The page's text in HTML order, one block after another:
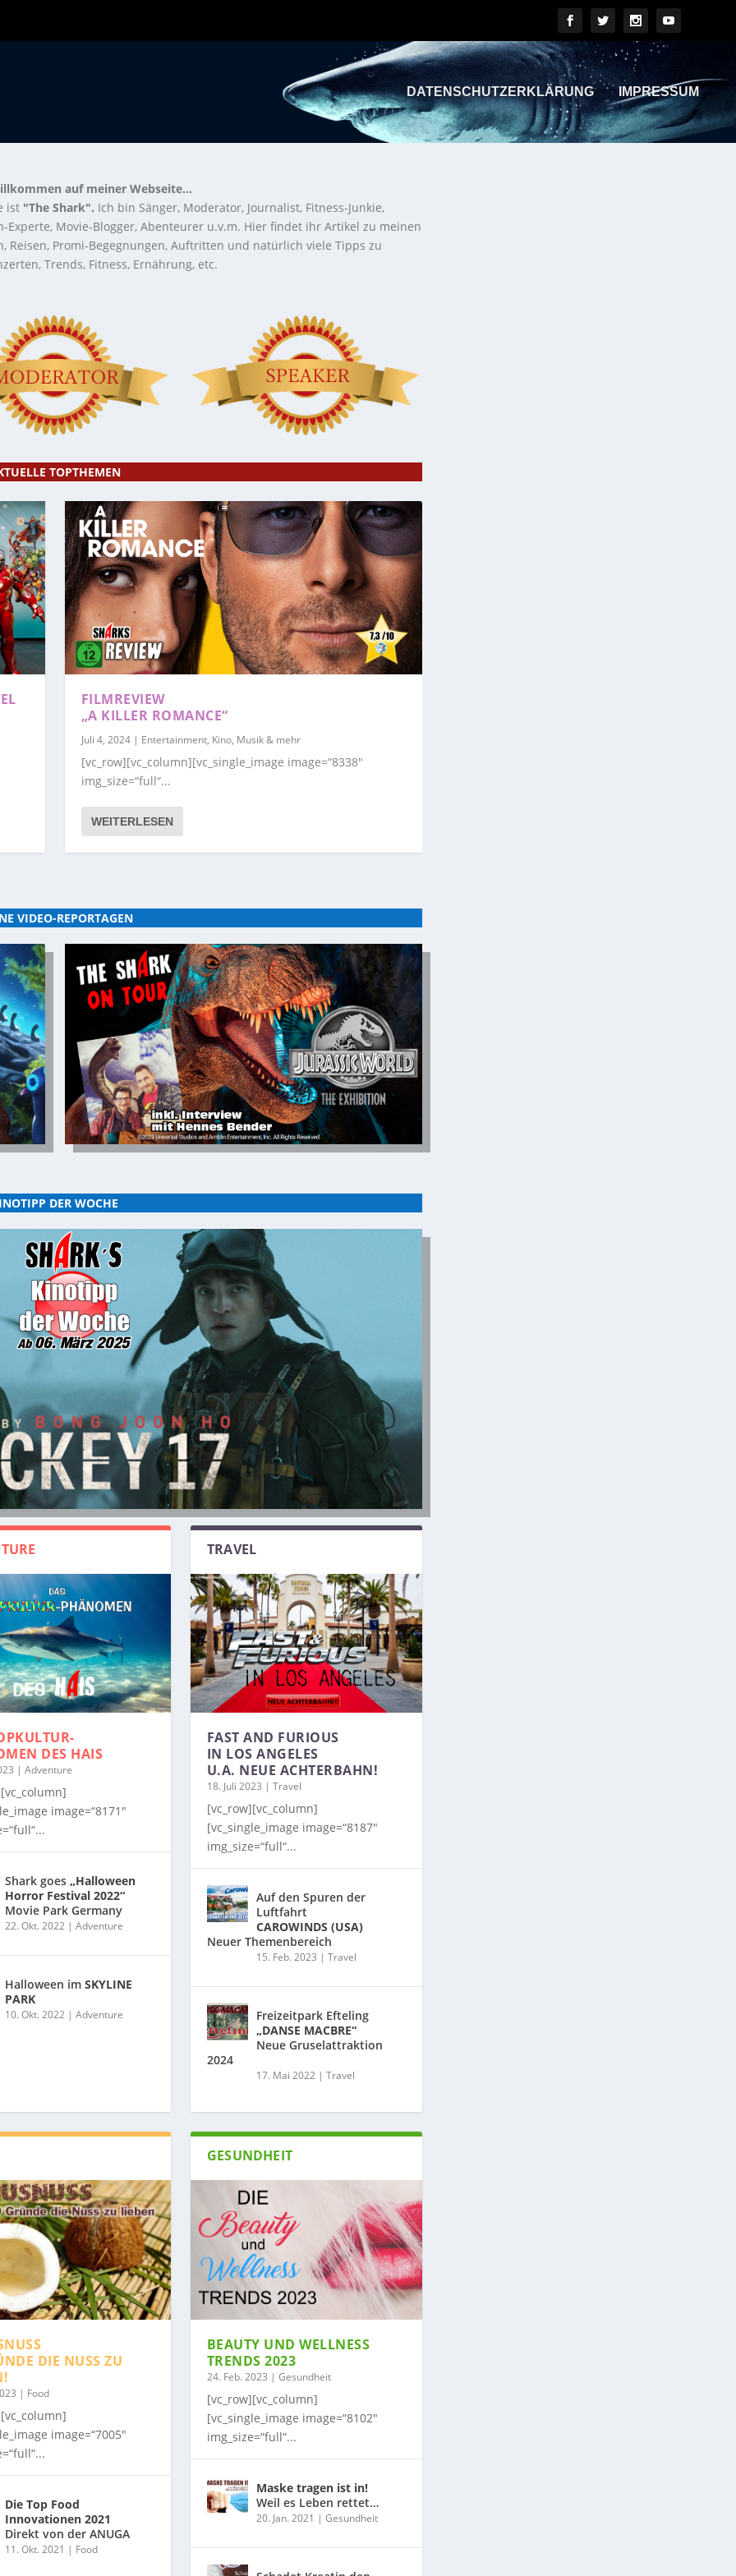
DATENSCHUTZERKLÄRUNG IMPRESSUM
auf meiner Webseite...
ist "The Shark". Ich bin Sänger, Moderator, Journalist, Fitness-Junkie,
Experte, Movie-Blogger, Abenteurer u.v.m. Hier findet ihr Artikel zu meinen
Reisen, Promi-Begegnungen, Auftritten und natürlich viele Tipps zu
Trends, Fitness, Ernährung, etc.
TOPTHEMEN
FILMREVIEW
„A KILLER ROMANCE“
Juli 4, 2024| Entertainment, Kino, Musik & mehr
[vc_row][vc_column][vc_single_image image=“8338″
img_size=“full“...
WEITERLESEN
VIDEO-REPORTAGEN
DER WOCHE
DES HAIS
| Adventure
image=“8171″
Shark goes „Halloween
Horror Festival 2022“
Movie Park Germany
22. Okt. 2022| Adventure
Halloween im SKYLINE
PARK
10. Okt. 2022| Adventure
TRAVEL
FAST AND FURIOUS
IN LOS ANGELES
U.A. NEUE ACHTERBAHN!
18. Juli 2023 | Travel
[vc_row][vc_column]
[vc_single_image image=“8187″
img_size=“full“...
Auf den Spuren der
Luftfahrt
CAROWINDS (USA)
Neuer Themenbereich
15. Feb. 2023 | Travel
Freizeitpark Efteling
„DANSE MACBRE“
Neue Gruselattraktion
2024
17. Mai 2022| Travel
DIE NUSS ZU
| Food
image=“7005″
Die Top Food
Innovationen 2021
Direkt von der ANUGA
11. Okt. 2021 | Food
GESUNDHEIT
BEAUTY UND WELLNESS
TRENDS 2023
24. Feb. 2023 | Gesundheit
[vc_row][vc_column]
[vc_single_image image=“8102″
img_size=“full“...
Maske tragen ist in!
Weil es Leben rettet…
20. Jan. 2021 | Gesundheit